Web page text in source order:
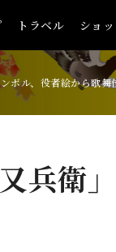
トラベル ショ
ボル、役者絵から歌舞
兵衛」